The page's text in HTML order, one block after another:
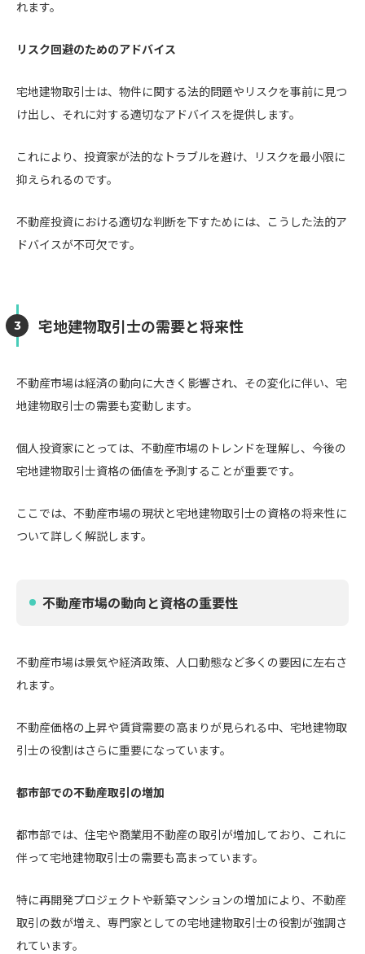
れます。
リスク回避のためのアドバイス
宅地建物取引士は、物件に関する法的問題やリスクを事前に見つ
け出し、それに対する適切なアドバイスを提供します。
これにより、投資家が法的なトラブルを避け、リスクを最小限に
抑えられるのです。
不動産投資における適切な判断を下すためには、こうした法的ア
ドバイスが不可欠です。
宅地建物取引士の需要と将来性
不動産市場は経済の動向に大きく影響され、その変化に伴い、宅
地建物取引士の需要も変動します。
個人投資家にとっては、不動産市場のトレンドを理解し、今後の
宅地建物取引士資格の価値を予測することが重要です。
ここでは、不動産市場の現状と宅地建物取引士の資格の将来性に
ついて詳しく解説します。
不動産市場の動向と資格の重要性
不動産市場は景気や経済政策、人口動態など多くの要因に左右さ
れます。
不動産価格の上昇や賃貸需要の高まりが見られる中、宅地建物取
引士の役割はさらに重要になっています。
都市部での不動産取引の増加
都市部では、住宅や商業用不動産の取引が増加しており、これに
伴って宅地建物取引士の需要も高まっています。
特に再開発プロジェクトや新築マンションの増加により、不動産
取引の数が増え、専門家としての宅地建物取引士の役割が強調さ
れています。